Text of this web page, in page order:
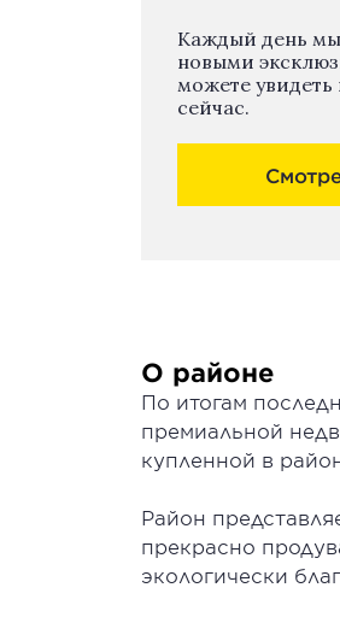
Каждый день
новыми
можете
сейчас.
О районе
По итогам
премиальной
купленной в
Район
прекрасно
экологически